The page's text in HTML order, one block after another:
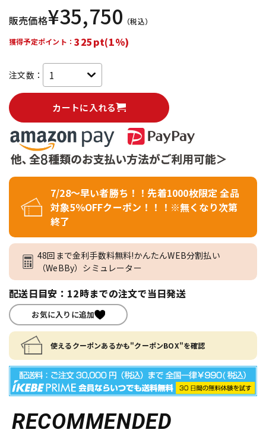
販売価格¥35,750 （税込）
獲得予定ポイント：325pt(1%)
注文数：
カートに入れる
7/28～早い者勝ち！！先着1000枚限定 全品
対象5％OFFクーポン！！！※無くなり次第
終了
48回まで金利手数料無料!かんたんWEB分割払い
（WeBBy）シミュレーター
配送日目安：12時までの注文で当日発送
お気に入りに追加
使えるクーポンあるかも"クーポンBOX"を確認
RECOMMENDED